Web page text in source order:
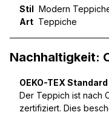
Stil Modern
Art Teppiche
Nachhaltigkeit:
OEKO-TEX Standard
Der Teppich ist nach
zertifiziert. Dies